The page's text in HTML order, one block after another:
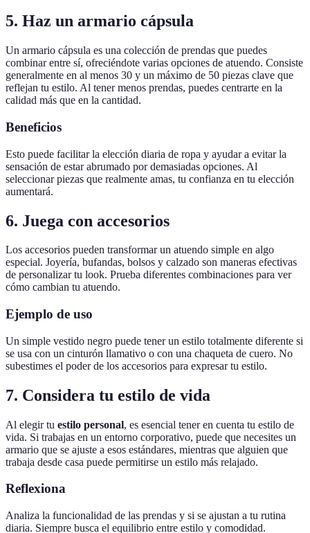
5. Haz un armario cápsula
Un armario cápsula es una colección de prendas que puedes
combinar entre sí, ofreciéndote varias opciones de atuendo. Consiste
generalmente en al menos 30 y un máximo de 50 piezas clave que
reflejan tu estilo. Al tener menos prendas, puedes centrarte en la
calidad más que en la cantidad.
Beneficios
Esto puede facilitar la elección diaria de ropa y ayudar a evitar la
sensación de estar abrumado por demasiadas opciones. Al
seleccionar piezas que realmente amas, tu confianza en tu elección
aumentará.
6. Juega con accesorios
Los accesorios pueden transformar un atuendo simple en algo
especial. Joyería, bufandas, bolsos y calzado son maneras efectivas
de personalizar tu look. Prueba diferentes combinaciones para ver
cómo cambian tu atuendo.
Ejemplo de uso
Un simple vestido negro puede tener un estilo totalmente diferente si
se usa con un cinturón llamativo o con una chaqueta de cuero. No
subestimes el poder de los accesorios para expresar tu estilo.
7. Considera tu estilo de vida
Al elegir tu estilo personal, es esencial tener en cuenta tu estilo de
vida. Si trabajas en un entorno corporativo, puede que necesites un
armario que se ajuste a esos estándares, mientras que alguien que
trabaja desde casa puede permitirse un estilo más relajado.
Reflexiona
Analiza la funcionalidad de las prendas y si se ajustan a tu rutina
diaria. Siempre busca el equilibrio entre estilo y comodidad.